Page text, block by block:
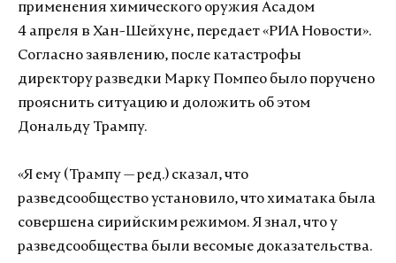
применения химического оружия Асадом
4 апреля в Хан-Шейхуне, передает «РИА Новости».
Согласно заявлению, после катастрофы
директору разведки Марку Помпео было поручено
прояснить ситуацию и доложить об этом
Дональду Трампу.
«Я ему (Трампу — ред.) сказал, что
разведсообщество установило, что химатака была
совершена сирийским режимом. Я знал, что у
разведсообщества были весомые доказательства.